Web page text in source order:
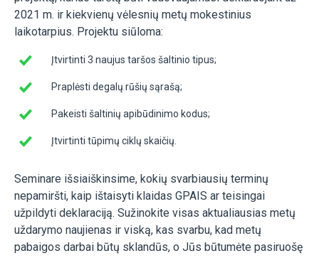
2021 m. ir kiekvienų vėlesnių metų mokestinius
laikotarpius. Projektu siūloma:
Įtvirtinti 3 naujus taršos šaltinio tipus;
Praplėsti degalų rūšių sąrašą;
Pakeisti šaltinių apibūdinimo kodus;
Įtvirtinti tūpimų ciklų skaičių.
Seminare išsiaiškinsime, kokių svarbiausių terminų
nepamiršti, kaip ištaisyti klaidas GPAIS ar teisingai
užpildyti deklaraciją. Sužinokite visas aktualiausias metų
uždarymo naujienas ir viską, kas svarbu, kad metų
pabaigos darbai būtų sklandūs, o Jūs būtumėte pasiruošę